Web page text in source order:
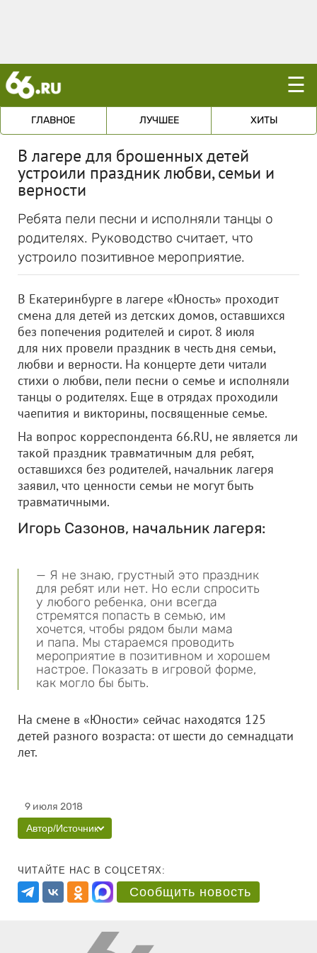
☰
ГЛАВНОЕ ЛУЧШЕЕ ХИТЫ
В лагере для брошенных детей
устроили праздник любви, семьи и
верности
Ребята пели песни и исполняли танцы о
родителях. Руководство считает, что
устроило позитивное мероприятие.
В Екатеринбурге в лагере «Юность» проходит
смена для детей из детских домов, оставшихся
без попечения родителей и сирот. 8 июля
для них провели праздник в честь дня семьи,
любви и верности. На концерте дети читали
стихи о любви, пели песни о семье и исполняли
танцы о родителях. Еще в отрядах проходили
чаепития и викторины, посвященные семье.
На вопрос корреспондента 66.RU, не является ли
такой праздник травматичным для ребят,
оставшихся без родителей, начальник лагеря
заявил, что ценности семьи не могут быть
травматичными.
Игорь Сазонов, начальник лагеря:
— Я не знаю, грустный это праздник
для ребят или нет. Но если спросить
у любого ребенка, они всегда
стремятся попасть в семью, им
хочется, чтобы рядом были мама
и папа. Мы стараемся проводить
мероприятие в позитивном и хорошем
настрое. Показать в игровой форме,
как могло бы быть.
На смене в «Юности» сейчас находятся 125
детей разного возраста: от шести до семнадцати
лет.
9 июля 2018
Автор/Источник
ЧИТАЙТЕ НАС В СОЦСЕТЯХ:
Сообщить новость